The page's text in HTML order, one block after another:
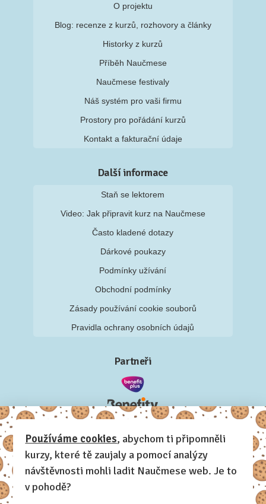
O projektu
Blog: recenze z kurzů, rozhovory a články
Historky z kurzů
Příběh Naučmese
Naučmese festivaly
Náš systém pro vaši firmu
Prostory pro pořádání kurzů
Kontakt a fakturační údaje
Další informace
Staň se lektorem
Video: Jak připravit kurz na Naučmese
Často kladené dotazy
Dárkové poukazy
Podmínky užívání
Obchodní podmínky
Zásady používání cookie souborů
Pravidla ochrany osobních údajů
Partneři
Používáme cookies, abychom ti připomněli
kurzy, které tě zaujaly a pomocí analýzy
návštěvnosti mohli ladit Naučmese web. Je to
v pohodě?